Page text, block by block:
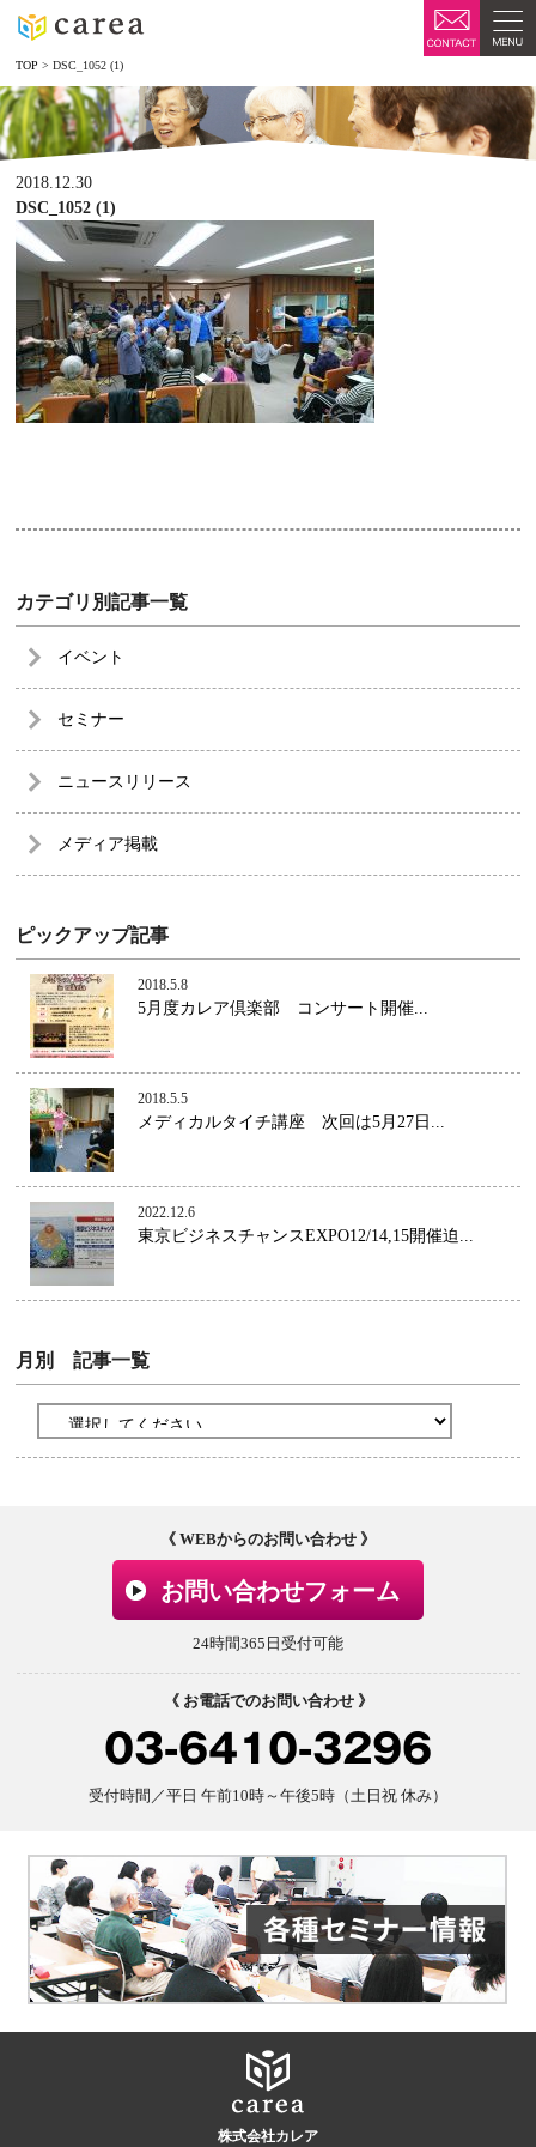
TOP >DSC_1052 (1)
2018.12.30
DSC_1052 (1)
カテゴリ別記事一覧
イベント
セミナー
ニュースリリース
メディア掲載
ピックアップ記事
2018.5.8
5月度カレア倶楽部 コンサート開催...
2018.5.5
メディカルタイチ講座 次回は5月27日...
2022.12.6
東京ビジネスチャンスEXPO12/14,15開催迫...
月別 記事一覧
《 WEBからのお問い合わせ 》
お問い合わせフォーム
24時間365日受付可能
《 お電話でのお問い合わせ 》
03-6410-3296
受付時間／平日 午前10時～午後5時（土日祝 休み）
株式会社カレア